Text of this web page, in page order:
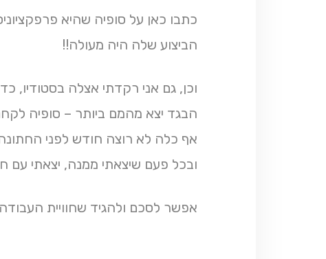
כתבו כאן על סופיה שהיא
הביצוע שלה היה מעולה!!
וכן, גם אני רקדתי אצלה בסטודיו,
הבגד יצא מהמם ביותר – סופיה
אף כלה לא רוצה חודש לפני
ובכל פעם שיצאתי ממנה, יצאתי עם
אפשר לסכם ולהגיד שחוויית